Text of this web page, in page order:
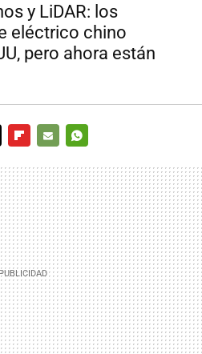
y LiDAR: los
eléctrico chino
pero ahora están
MAIL